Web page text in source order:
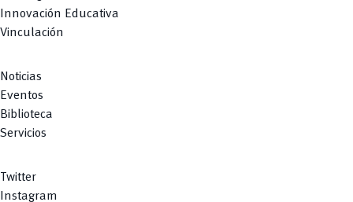
Innovación Educativa
Vinculación
Noticias
Eventos
Biblioteca
Servicios
Twitter
Instagram